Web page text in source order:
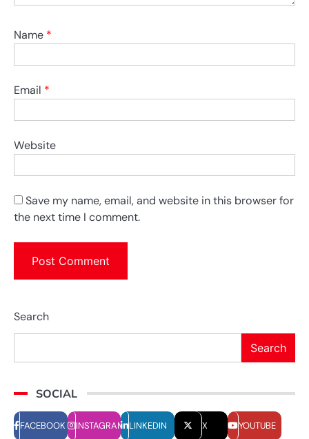
Name *
Email *
Website
Save my name, email, and website in this browser for
the next time I comment.
Search
Search
SOCIAL
FACEBOOK INSTAGRAM LINKEDIN X YOUTUBE